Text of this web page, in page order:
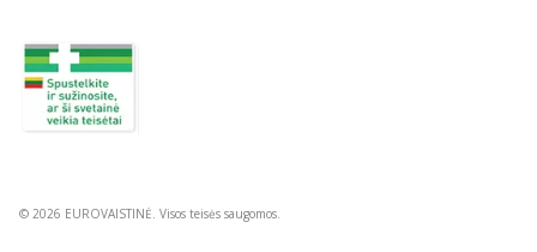
© 2026 EUROVAISTINĖ. Visos teisės saugomos.